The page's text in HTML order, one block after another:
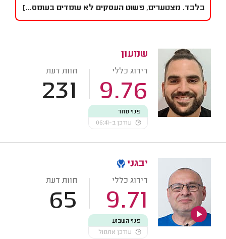
בלבד. מצטערים, פשוט העסקים לא עומדים בעומס...]
שמעון
דירוג כללי
9.76
חוות דעת
231
פנוי מחר
עודכן ב-06:41
יבגני
דירוג כללי
9.71
חוות דעת
65
פנוי השבוע
עודכן אתמול